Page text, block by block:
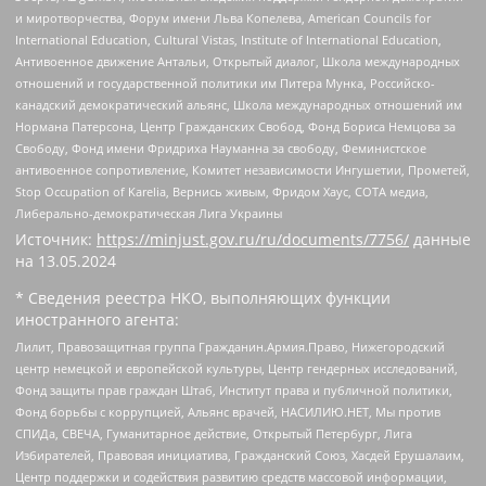
и миротворчества, Форум имени Льва Копелева, American Councils for
International Education, Cultural Vistas, Institute of International Education,
Антивоенное движение Антальи, Открытый диалог, Школа международных
отношений и государственной политики им Питера Мунка, Российско-
канадский демократический альянс, Школа международных отношений им
Нормана Патерсона, Центр Гражданских Свобод, Фонд Бориса Немцова за
Свободу, Фонд имени Фридриха Науманна за свободу, Феминистское
антивоенное сопротивление, Комитет независимости Ингушетии, Прометей,
Stop Occupation of Karelia, Вернись живым, Фридом Хаус, СОТА медиа,
Либерально-демократическая Лига Украины
Источник: https://minjust.gov.ru/ru/documents/7756/ данные
на 13.05.2024
* Сведения реестра НКО, выполняющих функции
иностранного агента:
Лилит, Правозащитная группа Гражданин.Армия.Право, Нижегородский
центр немецкой и европейской культуры, Центр гендерных исследований,
Фонд защиты прав граждан Штаб, Институт права и публичной политики,
Фонд борьбы с коррупцией, Альянс врачей, НАСИЛИЮ.НЕТ, Мы против
СПИДа, СВЕЧА, Гуманитарное действие, Открытый Петербург, Лига
Избирателей, Правовая инициатива, Гражданский Союз, Хасдей Ерушалаим,
Центр поддержки и содействия развитию средств массовой информации,